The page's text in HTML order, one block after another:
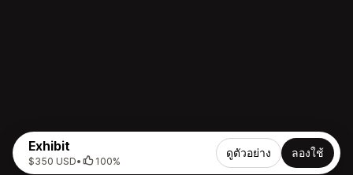
Exhibit
$350 USD• 100%
ดูตัวอย่าง ลองใช้